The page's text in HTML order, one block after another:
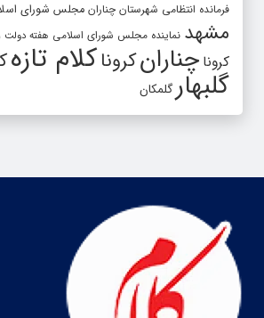
فرمانده انتظامی شهرستان چناران مجلس شورای
مشهد نماینده مجلس شورای اسلامی هفته دولت
کرونا چنارانکروناکلام تازه
گلبهارگلمکان